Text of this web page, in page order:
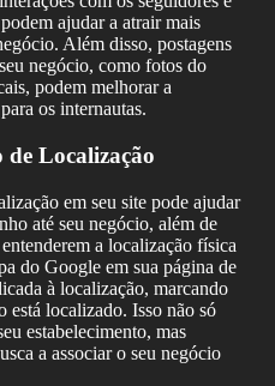
ajudar a atrair mais
Além disso, postagens
negócio, como fotos do
podem melhorar a
os internautas.
Localização
em seu site pode ajudar
até seu negócio, além de
a localização física
do Google em sua página de
à localização, marcando
está localizado. Isso não só
estabelecimento, mas
a associar o seu negócio